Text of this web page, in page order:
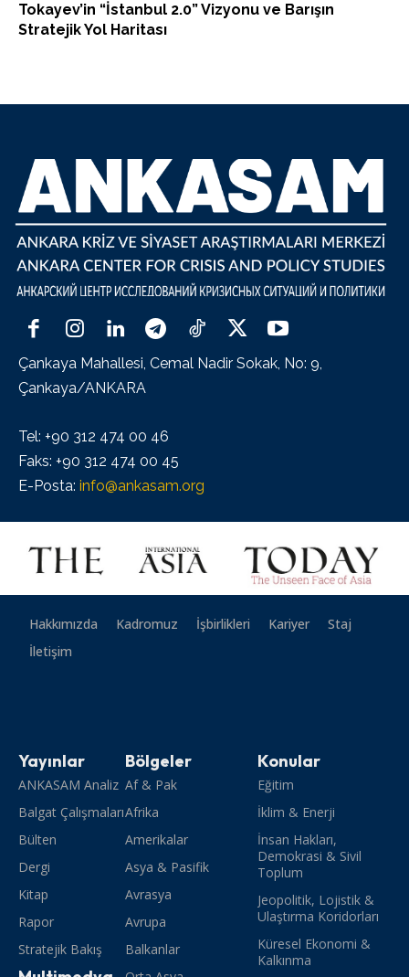
Tokayev’in “İstanbul 2.0” Vizyonu ve Barışın
Stratejik Yol Haritası
Çankaya Mahallesi, Cemal Nadir Sokak, No: 9,
Çankaya/ANKARA
Tel: +90 312 474 00 46
Faks: +90 312 474 00 45
E-Posta: info@ankasam.org
Hakkımızda Kadromuz İşbirlikleri Kariyer
Staj
İletişim
Yayınlar
ANKASAM Analiz
Balgat Çalışmaları
Bülten
Dergi
Kitap
Rapor
Stratejik Bakış
Bölgeler
Af & Pak
Afrika
Amerikalar
Asya & Pasifik
Avrasya
Avrupa
Balkanlar
Konular
Eğitim
İklim & Enerji
İnsan Hakları,
Demokrasi & Sivil
Toplum
Jeopolitik, Lojistik &
Ulaştırma Koridorları
Küresel Ekonomi &
Kalkınma